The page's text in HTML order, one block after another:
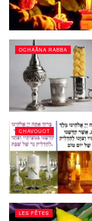
OCHAÂNA RABBA
CHAVOUOT
LES FÊTES